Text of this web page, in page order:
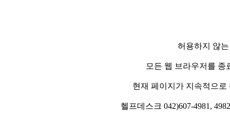
허용하지 않
모든 웹 브라우저를
현재 페이지가 지속적으
헬프데스크 042)607-4981,